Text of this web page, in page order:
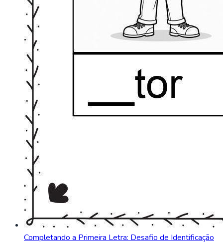
Completando a Primeira Letra: Desafio de Identificação